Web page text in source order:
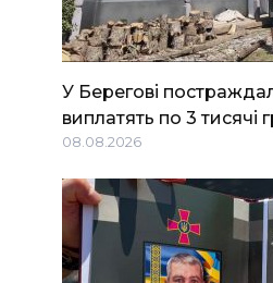
У Берегові
виплатять по 3 тисячі
08.08.2026